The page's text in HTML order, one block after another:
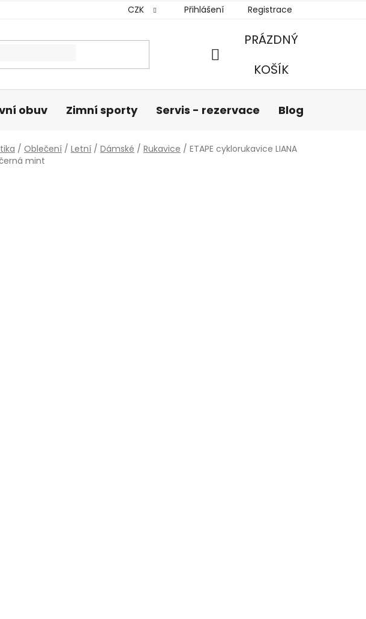
CZK Přihlášení Registrace
NÁKUPNÍ
PRÁZDNÝ
KOŠÍK
obuv Zimní sporty Servis - rezervace Blog
/ Oblečení / Letní / Dámské / Rukavice / ETAPE cyklorukavice LIANA
mint